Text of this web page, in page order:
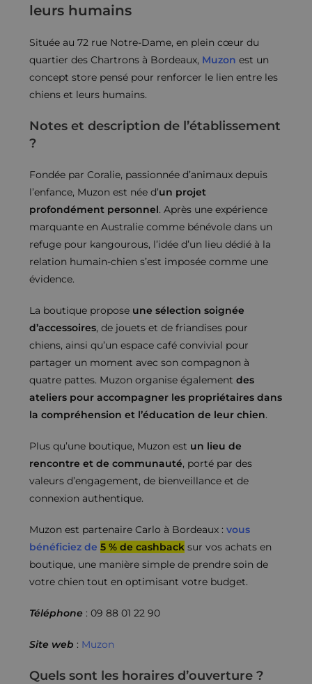
leurs humains
Située au 72 rue Notre-Dame, en plein cœur du
quartier des Chartrons à Bordeaux, Muzon est un
concept store pensé pour renforcer le lien entre les
chiens et leurs humains.
Notes et description de l’établissement
?
Fondée par Coralie, passionnée d’animaux depuis
l’enfance, Muzon est née d’un projet
profondément personnel. Après une expérience
marquante en Australie comme bénévole dans un
refuge pour kangourous, l’idée d’un lieu dédié à la
relation humain-chien s’est imposée comme une
évidence.
La boutique propose une sélection soignée
d’accessoires, de jouets et de friandises pour
chiens, ainsi qu’un espace café convivial pour
partager un moment avec son compagnon à
quatre pattes. Muzon organise égalementdes
ateliers pour accompagner les propriétaires dans
la compréhension et l’éducation de leur chien.
Plus qu’une boutique, Muzon est un lieu de
rencontre et de communauté, porté par des
valeurs d’engagement, de bienveillance et de
connexion authentique.
Muzon est partenaire Carlo à Bordeaux :vous
bénéficiez de5 % de cashback sur vos achats en
boutique, une manière simple de prendre soin de
votre chien tout en optimisant votre budget.
Téléphone : 09 88 01 22 90
Site web : Muzon
Quels sont les horaires d’ouverture ?